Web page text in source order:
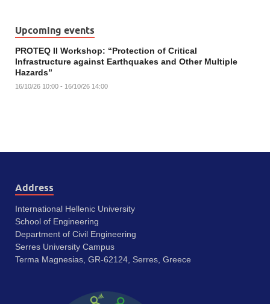
Upcoming events
PROTEQ II Workshop: “Protection of Critical
Infrastructure against Earthquakes and Other Multiple
Hazards”
16/10/26 10:00 - 16/10/26 14:00
Address
International Hellenic University
School of Engineering
Department of Civil Engineering
Serres University Campus
Terma Magnesias, GR-62124, Serres, Greece